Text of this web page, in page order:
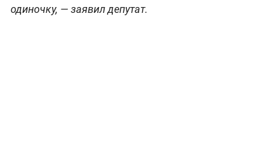
одиночку, — заявил депутат.